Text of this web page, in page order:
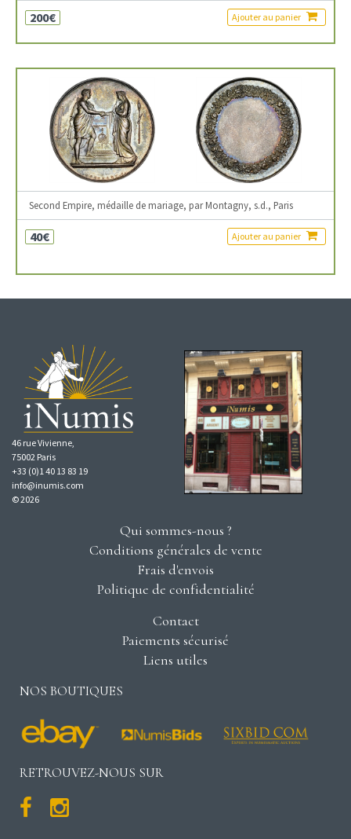
200€ Ajouter au panier
Second Empire, médaille de mariage, par Montagny, s.d., Paris
40€ Ajouter au panier
46 rue Vivienne,
75002 Paris
+33 (0)1 40 13 83 19
info@inumis.com
© 2026
Qui sommes-nous ?
Conditions générales de vente
Frais d'envois
Politique de confidentialité
Contact
Paiements sécurisé
Liens utiles
NOS BOUTIQUES
RETROUVEZ-NOUS SUR